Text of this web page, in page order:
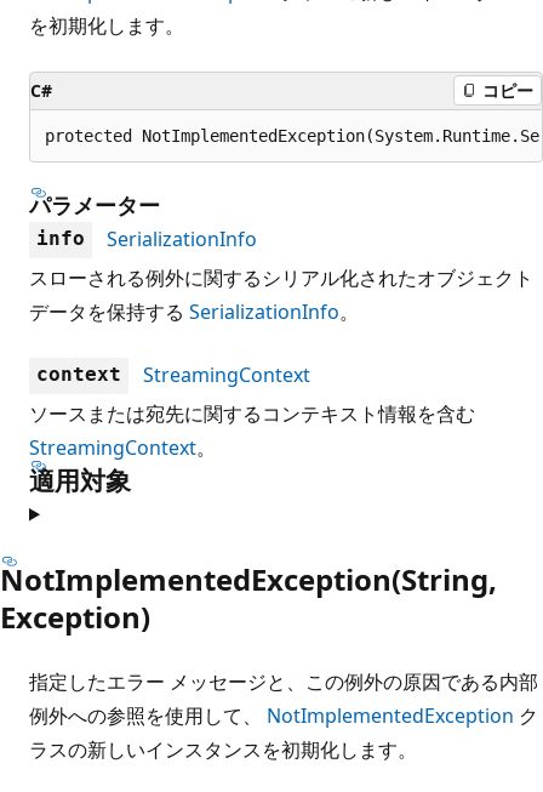
を初期化します。
C# コピー
protected
パラメーター
info
SerializationInfo
スローされる例外に関するシリアル化されたオブジェクト
データを保持する SerializationInfo。
context
StreamingContext
ソースまたは宛先に関するコンテキスト情報を含む
StreamingContext。
適用対象
NotImplementedException(String,
Exception)
指定したエラー メッセージと、この例外の原因である内部
例外への参照を使用して、 NotImplementedException ク
ラスの新しいインスタンスを初期化します。